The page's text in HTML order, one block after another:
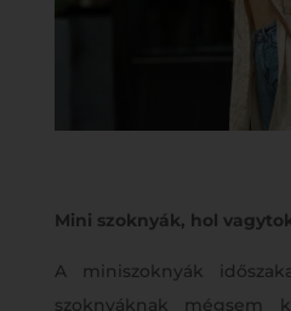
Mini szoknyák, hol
A miniszoknyák
szoknyáknak mégsem